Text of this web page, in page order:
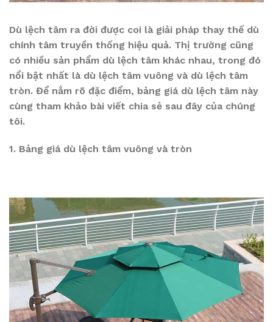
Dù lệch tâm ra đời được coi là giải pháp thay thế dù
chính tâm truyền thống hiệu quả. Thị trường cũng
có nhiều sản phẩm dù lệch tâm khác nhau, trong đó
nổi bật nhất là dù lệch tâm vuông và dù lệch tâm
tròn. Để nắm rõ đặc điểm, bảng giá dù lệch tâm này
cùng tham khảo bài viết chia sẻ sau đây của chúng
tôi.
1. Bảng giá dù lệch tâm vuông và tròn